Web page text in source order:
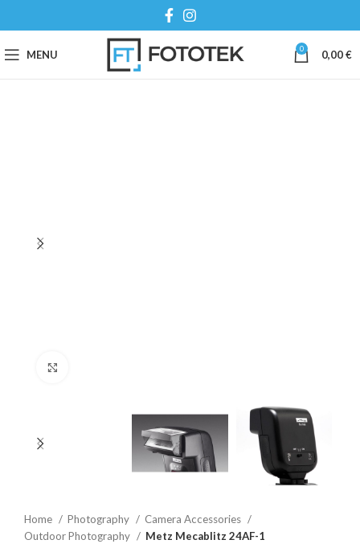
MENU 0 0,00€
Home Photography
Camera Accessories
Outdoor Photography
Metz Mecablitz 24AF-1